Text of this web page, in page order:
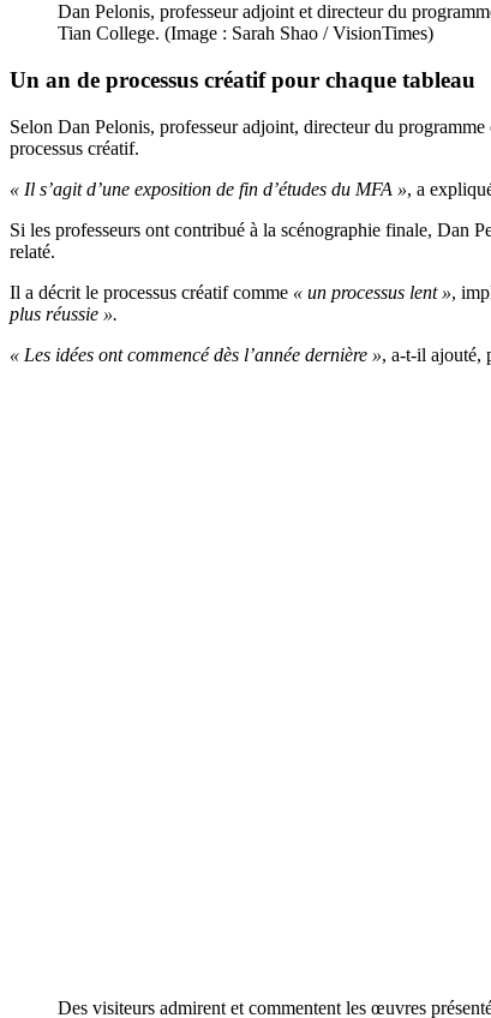
Dan Pelonis, professeur adjoint et directeur du
Tian College. (Image : Sarah Shao / VisionTimes)
Un an de processus créatif pour chaque tableau
Selon Dan Pelonis, professeur adjoint, directeur du
processus créatif.
« Il s’agit d’une exposition de fin d’études du MFA », a
Si les professeurs ont contribué à la scénographie finale, Dan
relaté.
Il a décrit le processus créatif comme « un processus lent »,
plus réussie ».
« Les idées ont commencé dès l’année dernière », a-t-il ajouté,
Des visiteurs admirent et commentent les œuvres